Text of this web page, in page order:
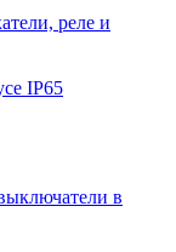
реле и
IP65
в